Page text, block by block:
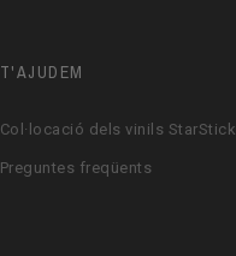
T'AJUDEM
Col·locació dels vinils StarStick
Preguntes freqüents